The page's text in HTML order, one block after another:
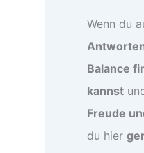
Wenn du
Balance
kannst
Freude
du hier